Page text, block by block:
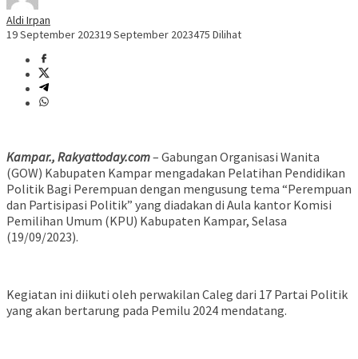
Aldi Irpan
19 September 202319 September 2023475 Dilihat
Kampar., Rakyattoday.com– Gabungan Organisasi Wanita
(GOW) Kabupaten Kampar mengadakan Pelatihan Pendidikan
Politik Bagi Perempuan dengan mengusung tema “Perempuan
dan Partisipasi Politik” yang diadakan di Aula kantor Komisi
Pemilihan Umum (KPU) Kabupaten Kampar, Selasa
(19/09/2023).
Kegiatan ini diikuti oleh perwakilan Caleg dari 17 Partai Politik
yang akan bertarung pada Pemilu 2024 mendatang.